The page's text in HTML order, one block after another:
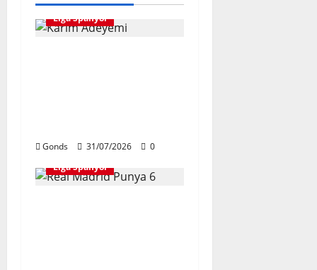
Liga Spanyol
Gonds 31/07/2026
0
Liga Spanyol